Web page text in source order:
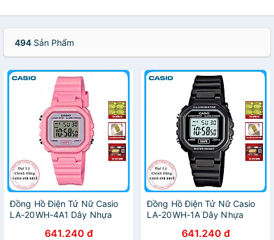
494 Sản Phẩm
Đồng Hồ Điện Tử Nữ Casio
LA-20WH-4A1 Dây Nhựa
641.240 đ
Đồng Hồ Điện Tử Nữ Casio
LA-20WH-1A Dây Nhựa
641.240 đ